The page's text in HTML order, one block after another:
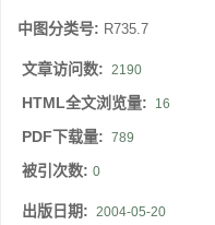
中图分类号: R735.7
文章访问数: 2190
HTML全文浏览量: 16
PDF下载量: 789
被引次数: 0
出版日期: 2004-05-20